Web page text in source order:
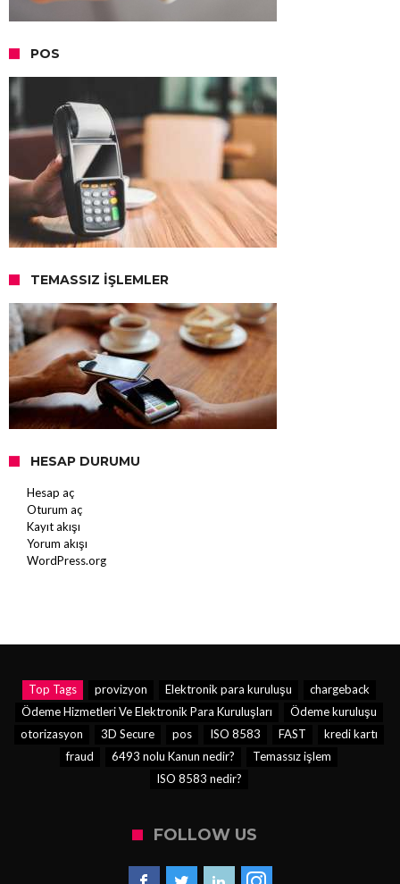
POS
TEMASSIZ İŞLEMLER
HESAP DURUMU
Hesap aç
Oturum aç
Kayıt akışı
Yorum akışı
WordPress.org
Top Tags provizyon Elektronik para kuruluşu
chargeback
Ödeme Hizmetleri Ve Elektronik Para Kuruluşları
Ödeme kuruluşu
otorizasyon
3D Secure pos ISO 8583 FAST
kredi kartı
fraud
6493 nolu Kanun nedir?
Temassız işlem
ISO 8583 nedir?
FOLLOW US